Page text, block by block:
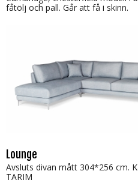
fåtölj och pall. Går att få i skinn.
Lounge
Avsluts divan mått 304*256 cm.
TARIM